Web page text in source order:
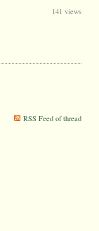
141 views
RSS Feed of thread